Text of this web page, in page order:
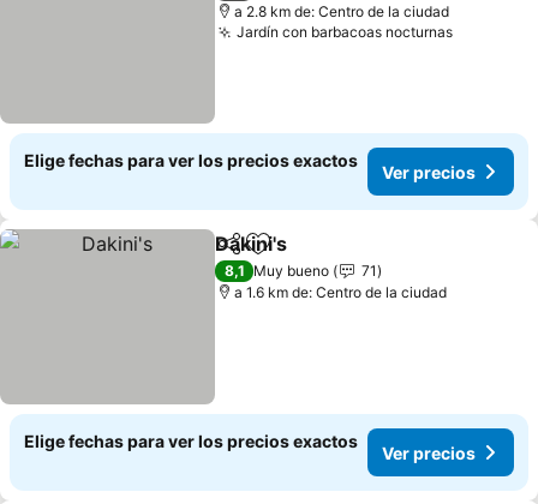
a 2.8 km de: Centro de la ciudad
Jardín con barbacoas nocturnas
Elige fechas para ver los precios exactos
Ver precios
CompartirAgregar a favoritos
Dakini's
8,1 Muy bueno
71
a 1.6 km de: Centro de la ciudad
Elige fechas para ver los precios exactos
Ver precios